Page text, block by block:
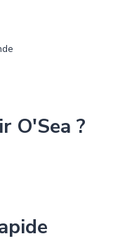
O'Sea ?